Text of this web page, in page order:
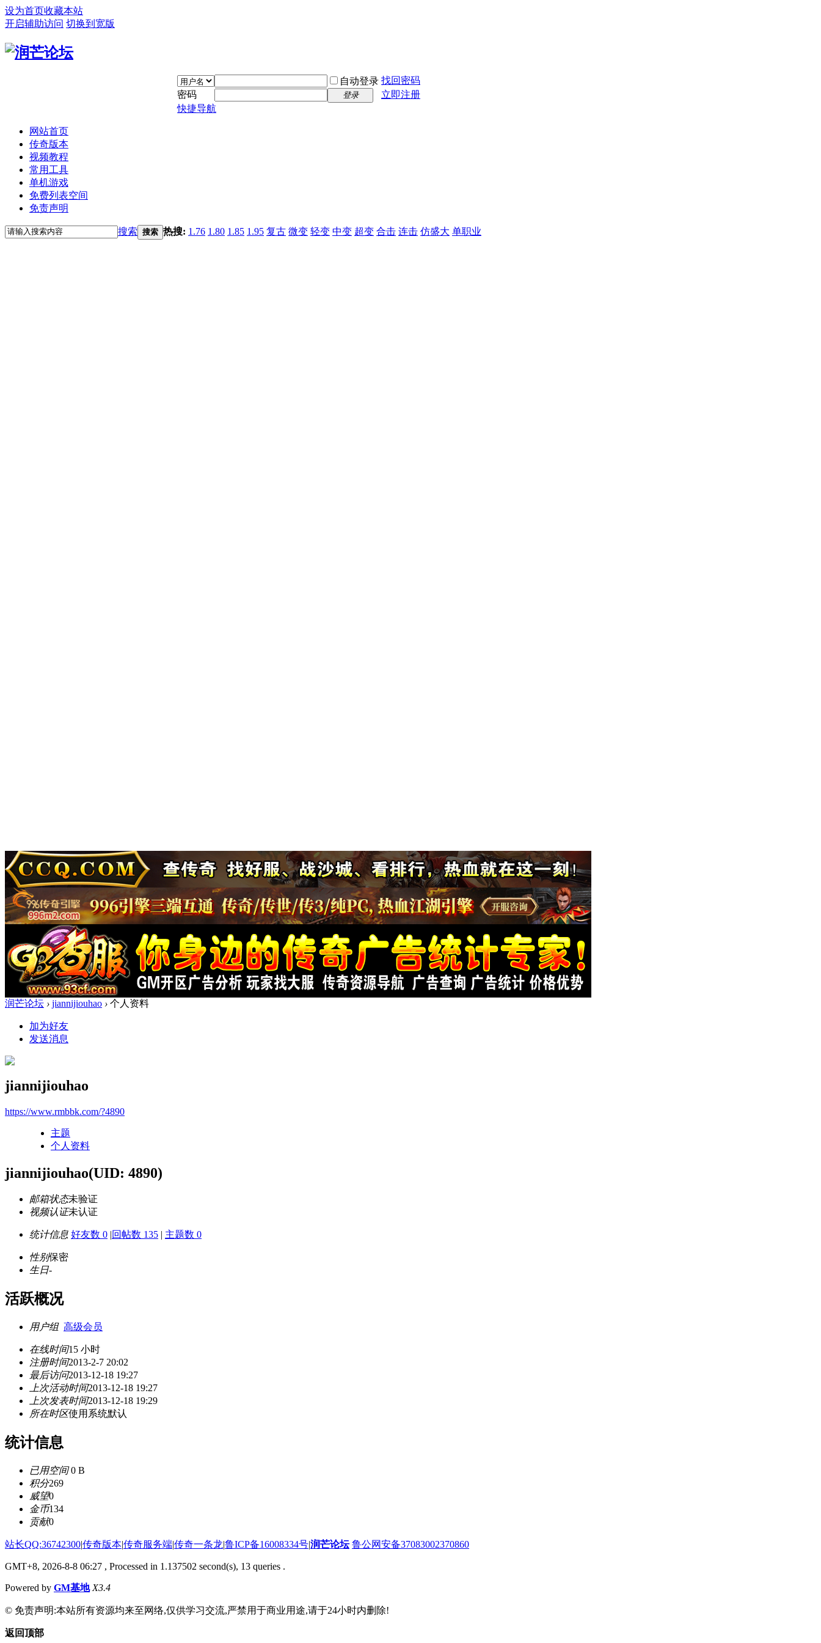
设为首页收藏本站
开启辅助访问 切换到宽版
自动登录 找回密码
密码
登录
立即注册
快捷导航
网站首页
传奇版本
视频教程
常用工具
单机游戏
免费列表空间
免责声明
搜索 搜索 热搜: 1.76 1.80 1.85 1.95 复古 微变 轻变 中变 超变 合击 连击 仿盛大 单职业
润芒论坛 › jiannijiouhao › 个人资料
加为好友
发送消息
jiannijiouhao
https://www.rmbbk.com/?4890
主题
个人资料
jiannijiouhao(UID: 4890)
邮箱状态未验证
视频认证未认证
统计信息 好友数 0 |回帖数 135 | 主题数 0
性别保密
生日-
活跃概况
用户组 高级会员
在线时间15 小时
注册时间2013-2-7 20:02
最后访问2013-12-18 19:27
上次活动时间2013-12-18 19:27
上次发表时间2013-12-18 19:29
所在时区使用系统默认
统计信息
已用空间0 B
积分269
威望0
金币134
贡献0
站长QQ:36742300|传奇版本|传奇服务端|传奇一条龙|鲁ICP备16008334号|润芒论坛 鲁公网安备37083002370860
GMT+8, 2026-8-8 06:27 , Processed in 1.137502 second(s), 13 queries .
Powered by GM基地 X3.4
© 免责声明:本站所有资源均来至网络,仅供学习交流,严禁用于商业用途,请于24小时内删除!
返回顶部